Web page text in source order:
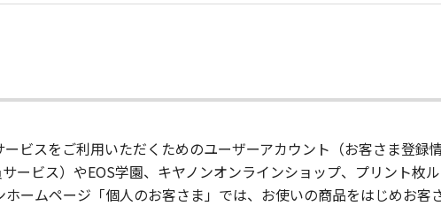
ービスをご利用いただくためのユーザーアカウント（お客さま登録
ービス）やEOS学園、キヤノンオンラインショップ、プリント枚
ームページ「個人のお客さま」では、お使いの商品をはじめお客